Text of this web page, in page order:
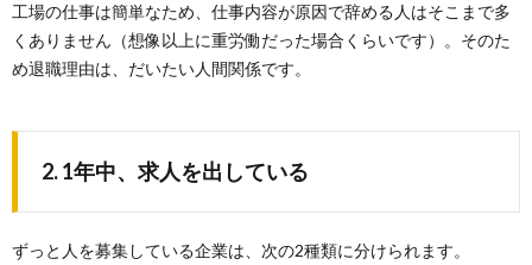
工場の仕事は簡単なため、仕事内容が原因で辞める人はそこまで多
くありません（想像以上に重労働だった場合くらいです）。そのた
め退職理由は、だいたい人間関係です。
2. 1年中、求人を出している
ずっと人を募集している企業は、次の2種類に分けられます。